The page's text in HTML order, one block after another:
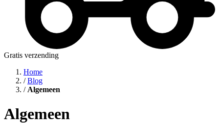
Gratis verzending
Home
/Blog
/ Algemeen
Algemeen